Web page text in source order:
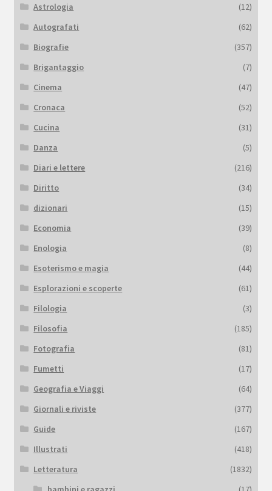
Astrologia
(12)
Autografati
(62)
Biografie
(357)
Brigantaggio
(7)
Cinema
(47)
Cronaca
(52)
Cucina
(31)
Danza
(5)
Diari e lettere
(216)
Diritto
(34)
dizionari
(15)
Economia
(39)
Enologia
(8)
Esoterismo e magia
(44)
Esplorazioni e scoperte
(61)
Filologia
(3)
Filosofia
(185)
Fotografia
(81)
Fumetti
(17)
Geografia e Viaggi
(64)
Giornali e riviste
(377)
Guide
(167)
Illustrati
(418)
Letteratura
(1832)